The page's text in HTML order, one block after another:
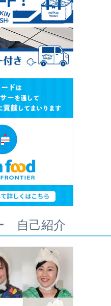
自己紹介